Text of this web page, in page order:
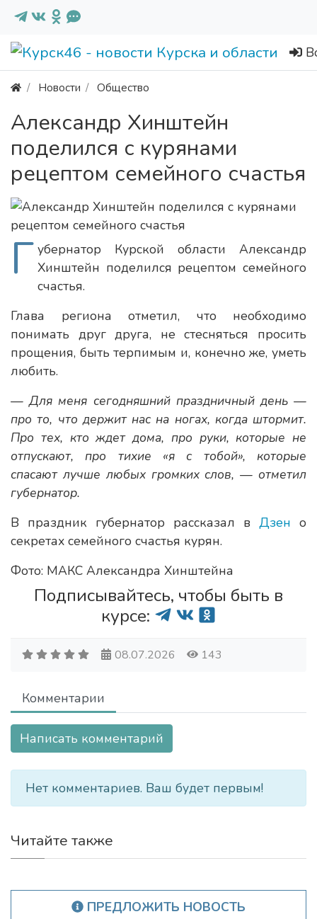
Новости Общество
Александр Хинштейн
поделился с курянами
рецептом семейного счастья
Г убернатор Курской области Александр
Хинштейн поделился рецептом семейного
счастья.
Глава региона отметил, что необходимо
понимать друг друга, не стесняться просить
прощения, быть терпимым и, конечно же, уметь
любить.
— Для меня сегодняшний праздничный день —
про то, что держит нас на ногах, когда штормит.
Про тех, кто ждет дома, про руки, которые не
отпускают, про тихие «я с тобой», которые
спасают лучше любых громких слов, — отметил
губернатор.
В праздник губернатор рассказал в Дзен о
секретах семейного счастья курян.
Фото: МАКС Александра Хинштейна
Подписывайтесь, чтобы быть в
курсе:
08.07.2026 143
Комментарии
Написать комментарий
Нет комментариев. Ваш будет первым!
Читайте также
ПРЕДЛОЖИТЬ НОВОСТЬ